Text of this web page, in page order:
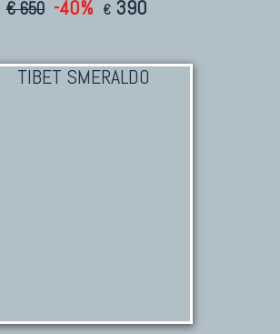
€ 650 -40% € 390